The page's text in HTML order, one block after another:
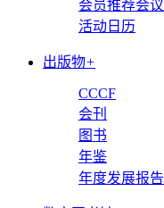
会员推荐会议
活动日历
出版物+
CCCF
会刊
图书
年鉴
年度发展报告